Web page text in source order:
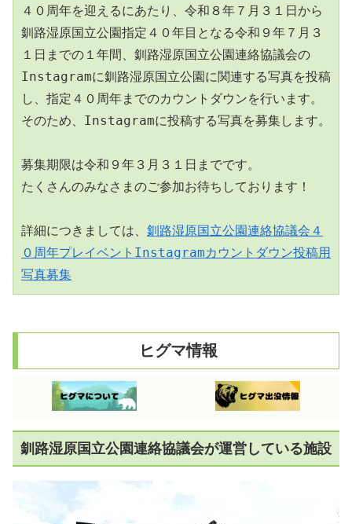
４０周年を迎えるにあたり、令和８年７月３１日から
釧路湿原国立公園指定４０年目となる令和９年７月３
１日までの１年間、釧路湿原国立公園連絡協議会の
Instagramに釧路湿原国立公園に関連する写真を投稿
し、指定４０周年までのカウントダウンを行います。
そのため、Instagramに投稿する写真を募集します。
募集期限は令和９年３月３１日までです。
たくさんのみなさまのご参加お待ちしております！
詳細につきましては、 釧路湿原国立公園連絡協議会４
０周年プレイベントInstagramカウントダウン投稿用
写真募集
ヒグマ情報
釧路湿原国立公園連絡協議会が運営している施設